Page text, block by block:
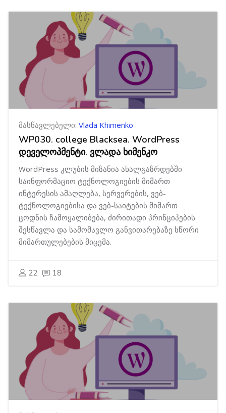
მასწავლებელი: Vlada Khimenko
WP030. college Blacksea. WordPress
დეველოპმენტი. ვლადა ხიმენკო
WordPress კლუბის მიზანია ახალგაზრდებში
საინფორმაციო ტექნოლოგიების მიმართ
ინტერესის ამაღლება, სერვერების, ვებ-
ტექნოლოგიებისა და ვებ-საიტების მიმართ
ცოდნის ჩამოყალიბება, ძირითადი პრინციპების
შესწავლა და სამომავლო განვითარებაზე სწორი
მიმართულებების მიცემა.
22 18